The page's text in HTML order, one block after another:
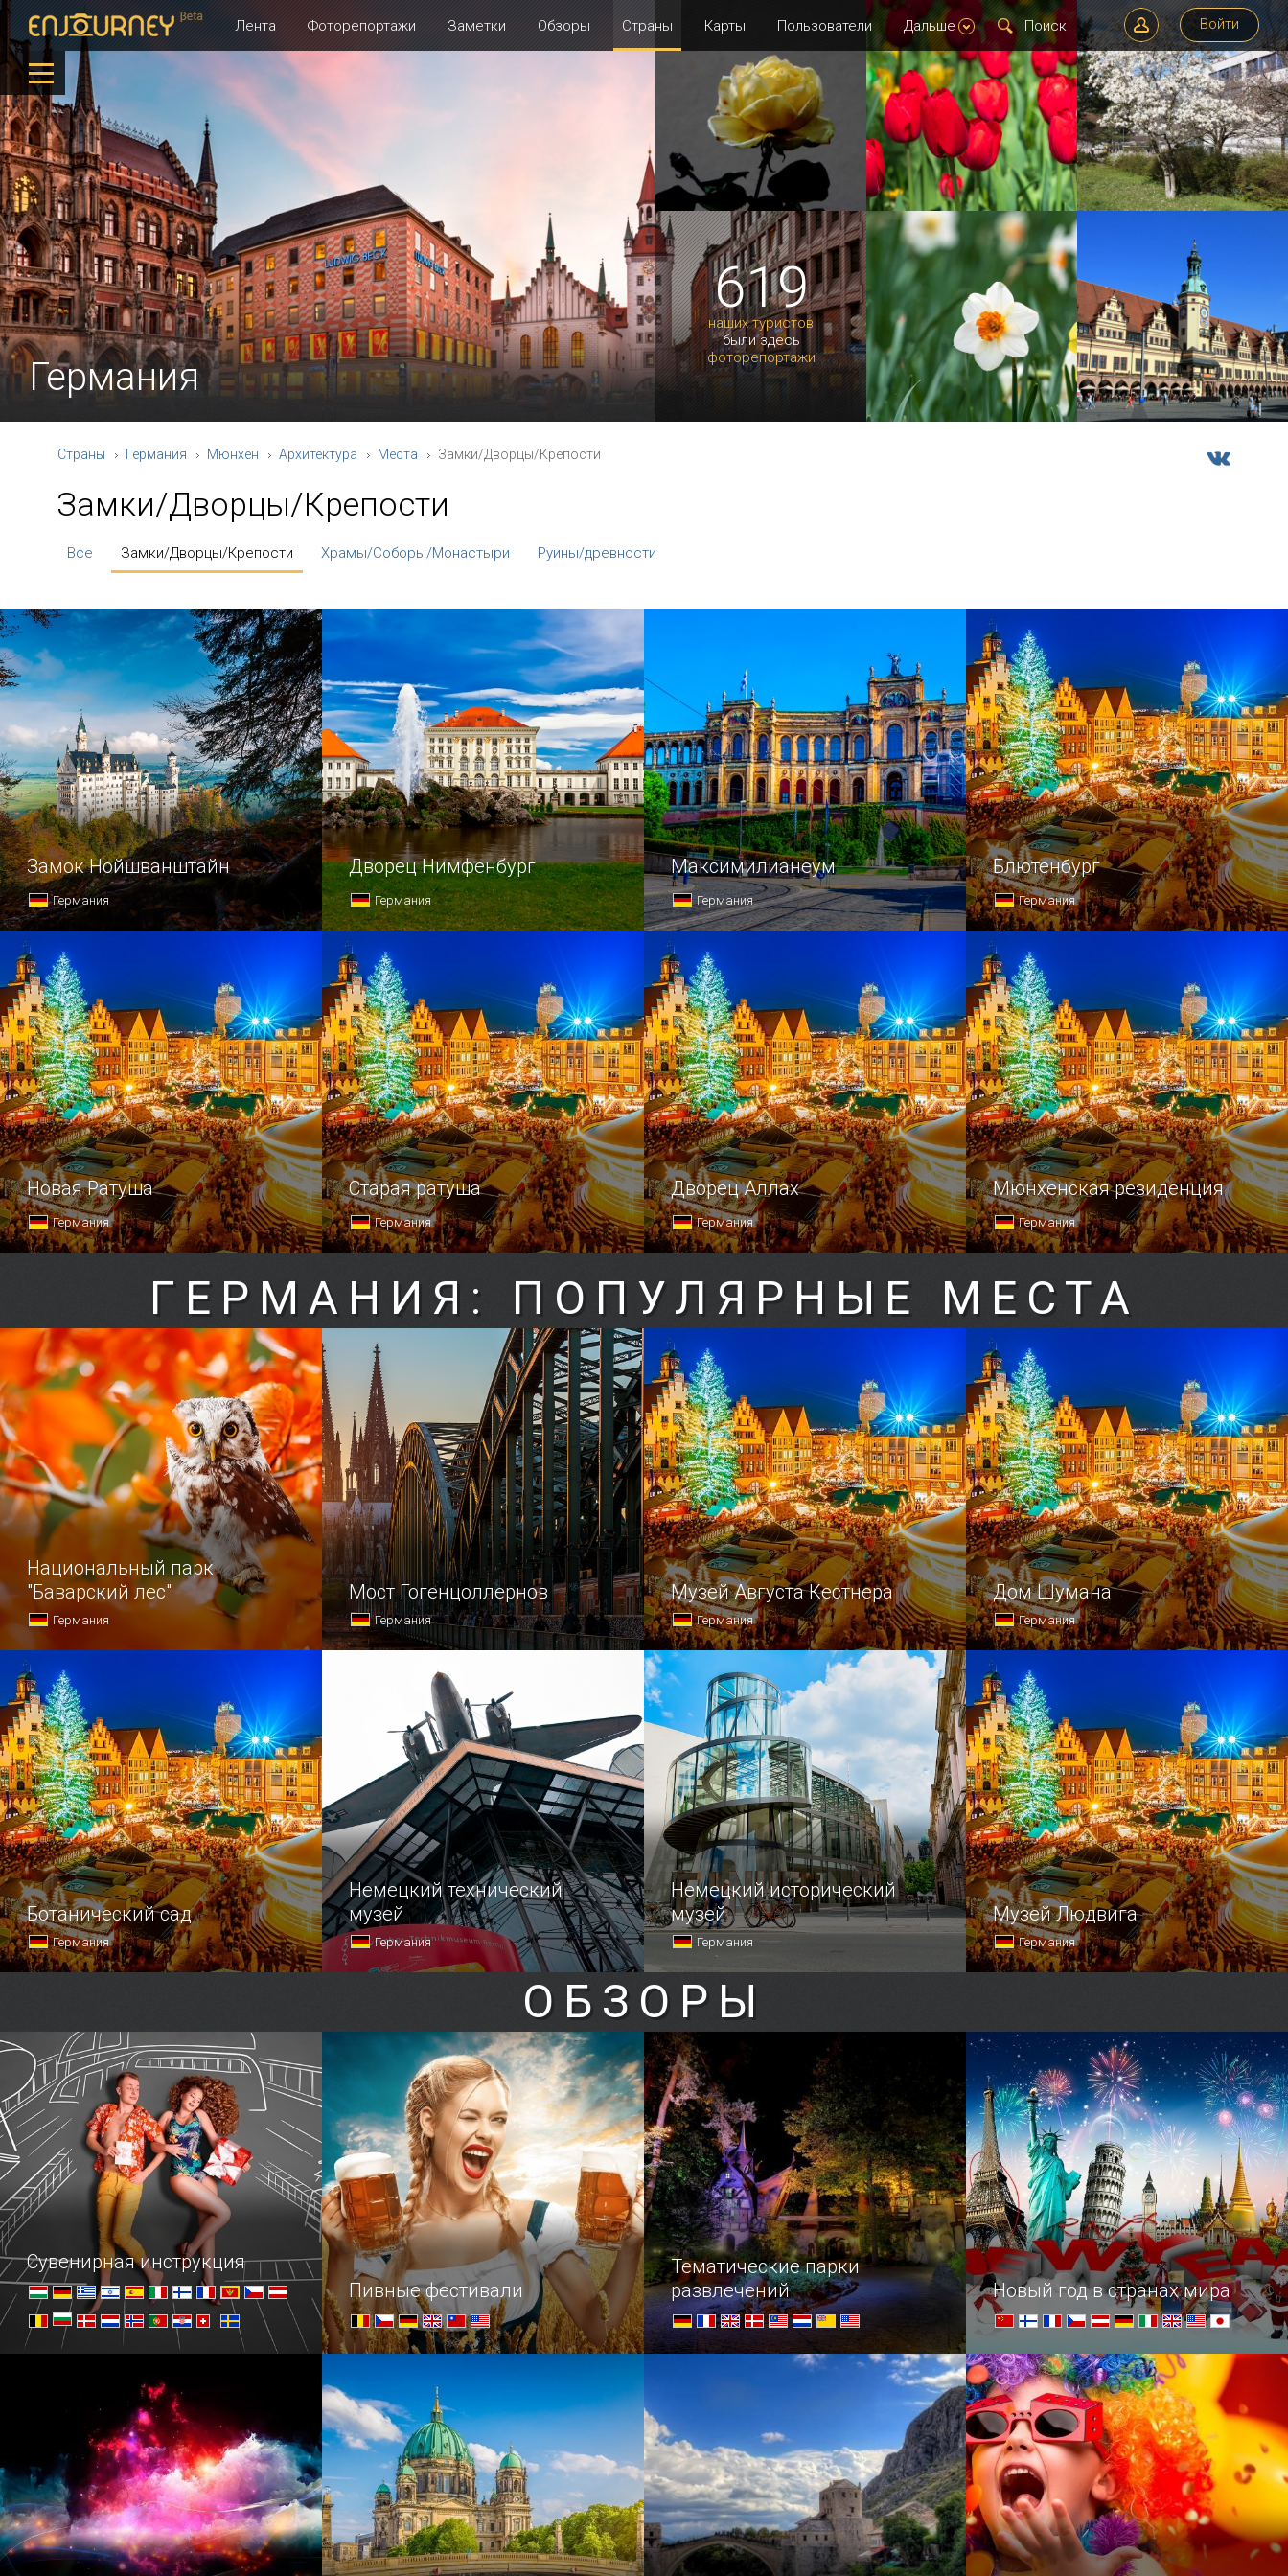
Войти
Лента Фоторепортажи Заметки Обзоры Страны Карты Пользователи Дальше
619
наших туристов
были здесь
фоторепортажи
Германия
Страны Германия Мюнхен Архитектура Места Замки/Дворцы/Крепости
Замки/Дворцы/Крепости
Все Замки/Дворцы/Крепости Храмы/Соборы/Монастыри Руины/древности
Замок Нойшванштайн
Германия
Дворец Нимфенбург
Германия
Максимилианеум
Германия
Блютенбург
Германия
Новая Ратуша
Германия
Старая ратуша
Германия
Дворец Аллах
Германия
Мюнхенская резиденция
Германия
ГЕРМАНИЯ: ПОПУЛЯРНЫЕ МЕСТА
Национальный парк
"Баварский лес"
Германия
165 километров от Мюнхена — это
совсем немного.
Мост Гогенцоллернов
Германия
Старый Кёльн богат
достопримечательностями, одной
из которых является мост
Гогенцоллернов, надежно стоящий
над Рейном благодаря множеству
крепко соединенных друг с другом
стальных арок.
Музей Августа Кестнера
Германия
Посетить Ганновер и узнать все
о Древнем Риме и Древней Греции?
Дом Шумана
Германия
В Лейпциге проживало немало
талантливых людей.
Ботанический сад
Германия
Ботанический сад.
Немецкий технический
музей
Германия
Если вы устали от походов
по обычным музеям, отправляйтесь
в одно из самых увлекательных
столичных культурных учреждений —
Немецкий технический музей.
Немецкий исторический
музей
Германия
Если вы интересуетесь историей или
хотите побольше узнать
о посещаемой стране, то стоит
побывать в Немецком историческом
музее в Берлине.
Музей Людвига
Германия
формы, на серебристом фасаде
которого темными буквами написано
Museum Ludwig, значит, перед
вашими глазами расположился один
из крупней…
ОБЗОРЫ
Сувенирная инструкция
Когда мы приезжаем в новую
страну, перед нами часто встает
извечный вопрос: что увезти с собой
на память, кроме банальных
магнитиков? В помощь
путешественнику наш обзор
полезных подарков из Европы.
Пивные фестивали
объединяйтесь!
Тематические парки
развлечений
отправиться по следам героев
любимых сказок
Новый год в странах мира
Празднование Нового года и
Рождества по всему свету